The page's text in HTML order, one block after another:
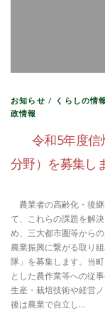
お知らせ / くらしの情報
政情報
令和5年度信
分野）を募集し
農業者の高齢化・後
て、これらの課題を解
め、三大都市圏等から
農業振興に繋がる取り
隊」を募集します。当
とした農作業等への従
生産・栽培技術や経営
後は農業で自立し…